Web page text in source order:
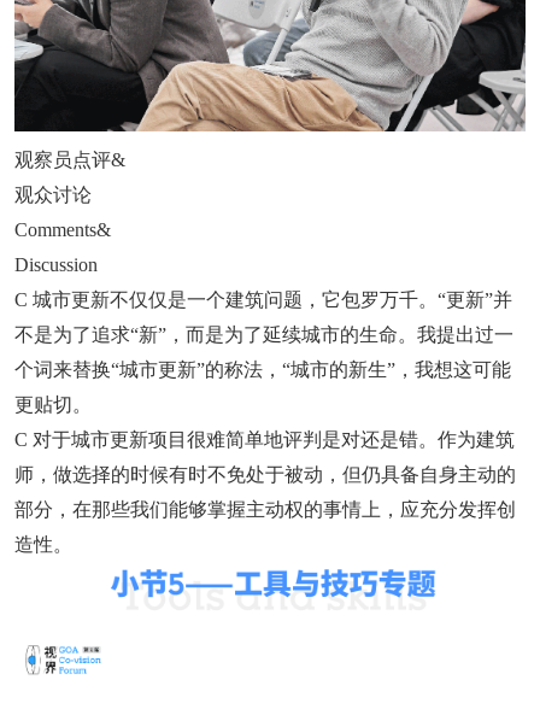
观察员点评&
观众讨论
Comments&
Discussion
C 城市更新不仅仅是一个建筑问题，它包罗万千。“更新”并
不是为了追求“新”，而是为了延续城市的生命。我提出过一
个词来替换“城市更新”的称法，“城市的新生”，我想这可能
更贴切。
C 对于城市更新项目很难简单地评判是对还是错。作为建筑
师，做选择的时候有时不免处于被动，但仍具备自身主动的
部分，在那些我们能够掌握主动权的事情上，应充分发挥创
造性。